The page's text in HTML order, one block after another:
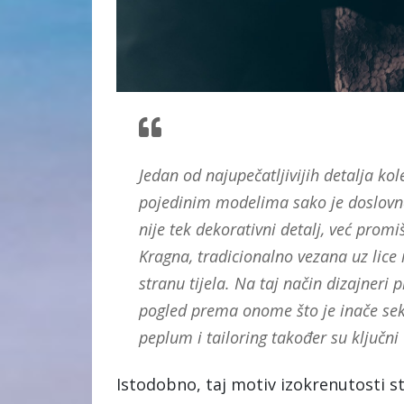
Jedan od najupečatljivijih detalja
pojedinim modelima sako je
nije tek dekorativni detalj, već
Kragna, tradicionalno vezana uz
stranu tijela. Na taj način dizajneri
pogled prema onome što je inače
peplum i tailoring također su
Istodobno, taj motiv izokrenutosti